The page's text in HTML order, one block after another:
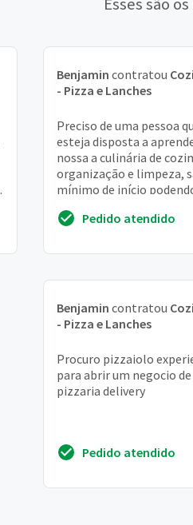
Benjamin contratou
- Pizza e Lanches
Preciso de uma pessoa
esteja disposta a
nossa a culinária de
organização e limpeza,
mínimo de início
desempenho
Pedido atendido
Benjamin contratou
- Pizza e Lanches
Procuro pizzaiolo
para abrir um negocio de
pizzaria delivery
Pedido atendido